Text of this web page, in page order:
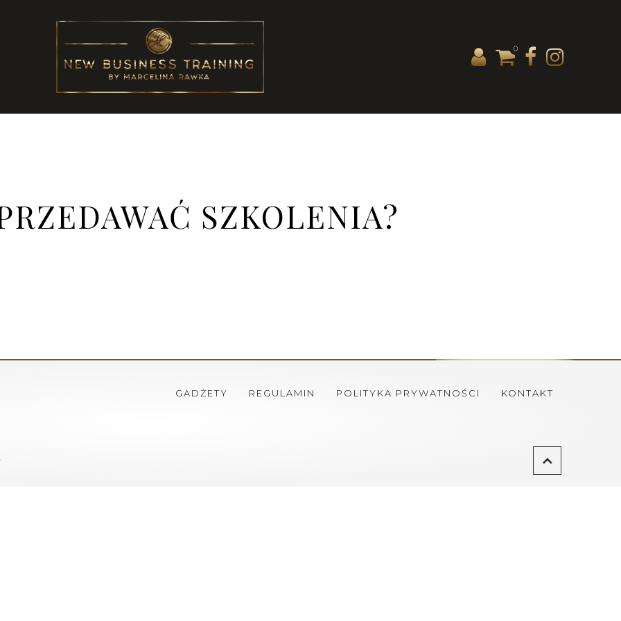
0
SZKOLENIA?
GADŻETY REGULAMIN POLITYKA PRYWATNOŚCI KONTAKT